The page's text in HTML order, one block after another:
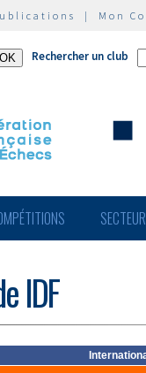
| Mon
Rechercher un club
IDF